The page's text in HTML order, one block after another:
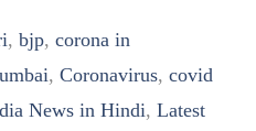
, bjp, corona in
, Coronavirus, covid
News in Hindi, Latest